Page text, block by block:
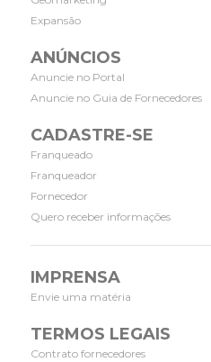
Expansão
ANÚNCIOS
Anuncie no Portal
Anuncie no Guia de Fornecedores
CADASTRE-SE
Franqueado
Franqueador
Fornecedor
Quero receber informações
IMPRENSA
Envie uma matéria
TERMOS LEGAIS
Contrato fornecedores